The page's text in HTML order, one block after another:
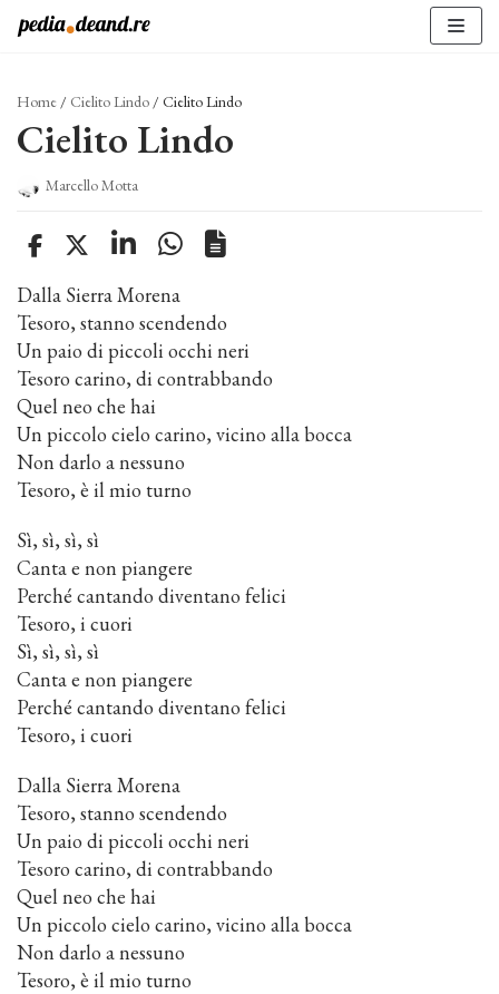
Vai
Home / Cielito Lindo / Cielito Lindo
Cielito Lindo
Marcello Motta
Dalla Sierra Morena
Tesoro, stanno scendendo
Un paio di piccoli occhi neri
Tesoro carino, di contrabbando
Quel neo che hai
Un piccolo cielo carino, vicino alla bocca
Non darlo a nessuno
Tesoro, è il mio turno
Sì, sì, sì, sì
Canta e non piangere
Perché cantando diventano felici
Tesoro, i cuori
Sì, sì, sì, sì
Canta e non piangere
Perché cantando diventano felici
Tesoro, i cuori
Dalla Sierra Morena
Tesoro, stanno scendendo
Un paio di piccoli occhi neri
Tesoro carino, di contrabbando
Quel neo che hai
Un piccolo cielo carino, vicino alla bocca
Non darlo a nessuno
Tesoro, è il mio turno